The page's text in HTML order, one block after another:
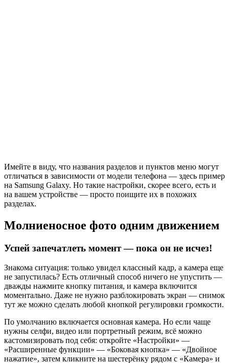
Имейте в виду, что названия разделов и пунктов меню могут
отличаться в зависимости от модели телефона — здесь пример
на Samsung Galaxy. Но такие настройки, скорее всего, есть и
на вашем устройстве — просто поищите их в похожих
разделах.
Молниеносное фото одним движением
Успей запечатлеть момент — пока он не исчез!
Знакома ситуация: только увидел классный кадр, а камера еще
не запустилась? Есть отличный способ ничего не упустить —
дважды нажмите кнопку питания, и камера включится
моментально. Даже не нужно разблокировать экран — снимок
тут же можно сделать любой кнопкой регулировки громкости.
По умолчанию включается основная камера. Но если чаще
нужны селфи, видео или портретный режим, всё можно
кастомизировать под себя: откройте «Настройки» —
«Расширенные функции» — «Боковая кнопка» — «Двойное
нажатие», затем кликните на шестерёнку рядом с «Камера» и